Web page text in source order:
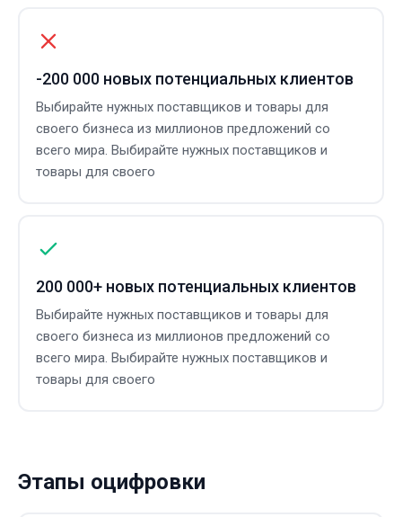
-200 000 новых потенциальных клиентов
Выбирайте нужных поставщиков и товары для
своего бизнеса из миллионов предложений со
всего мира. Выбирайте нужных поставщиков и
товары для своего
200 000+ новых потенциальных клиентов
Выбирайте нужных поставщиков и товары для
своего бизнеса из миллионов предложений со
всего мира. Выбирайте нужных поставщиков и
товары для своего
Этапы оцифровки